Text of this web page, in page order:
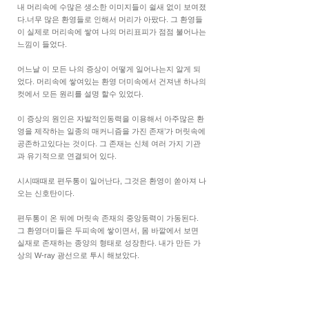
내 머리속에 수많은 생소한 이미지들이 쉴새 없이 보여졌
다.너무 많은 환영들로 인해서 머리가 아팠다. 그 환영들
이 실제로 머리속에 쌓여 나의 머리표피가 점점 불어나는
느낌이 들었다.
어느날 이 모든 나의 증상이 어떻게 일어나는지 알게 되
었다. 머리속에 쌓여있는 환영 더미속에서 건져낸 하나의
컷에서 모든 원리를 설명 할수 있었다.
이 증상의 원인은 자발적인동력을 이용해서 아주많은 환
영을 제작하는 일종의 매커니즘을 가진 존재’가 머릿속에
공존하고있다는 것이다. 그 존재는 신체 여러 가지 기관
과 유기적으로 연결되어 있다.
시시때때로 편두통이 일어난다, 그것은 환영이 쏟아져 나
오는 신호탄이다.
편두통이 온 뒤에 머릿속 존재의 중앙동력이 가동된다.
그 환영더미들은 두피속에 쌓이면서, 몸 바깥에서 보면
실재로 존재하는 종양의 형태로 성장한다. 내가 만든 가
상의 W-ray 광선으로 투시 해보았다.